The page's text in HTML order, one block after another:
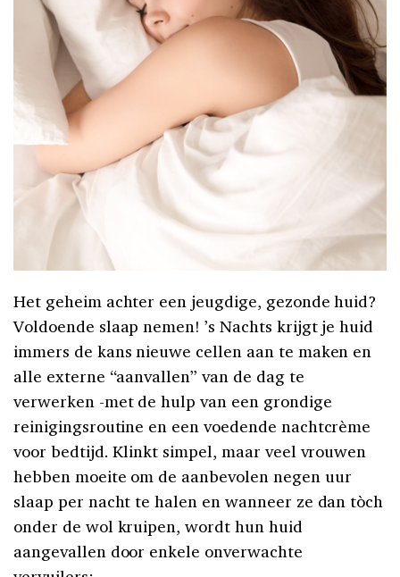
Het geheim achter een jeugdige, gezonde huid?
Voldoende slaap nemen! ’s Nachts krijgt je huid
immers de kans nieuwe cellen aan te maken en
alle externe “aanvallen” van de dag te
verwerken -met de hulp van een grondige
reinigingsroutine en een voedende nachtcrème
voor bedtijd. Klinkt simpel, maar veel vrouwen
hebben moeite om de aanbevolen negen uur
slaap per nacht te halen en wanneer ze dan tòch
onder de wol kruipen, wordt hun huid
aangevallen door enkele onverwachte